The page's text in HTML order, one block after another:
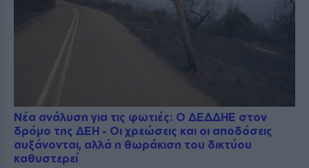
Νέα ανάλυση για τις φωτιές: Ο ΔΕΔΔΗΕ στον
δρόμο της ΔΕΗ - Οι χρεώσεις και οι αποδόσεις
αυξάνονται, αλλά η θωράκιση του δικτύου
καθυστερεί